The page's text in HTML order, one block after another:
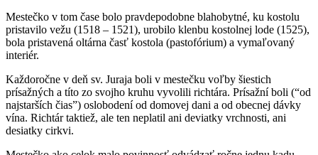
Mestečko v tom čase bolo pravdepodobne blahobytné, ku kostolu
pristavilo vežu (1518 – 1521), urobilo klenbu kostolnej lode (1525),
bola pristavená oltárna časť kostola (pastofórium) a vymaľovaný
interiér.
Každoročne v deň sv. Juraja boli v mestečku voľby šiestich
prísažných a títo zo svojho kruhu vyvolili richtára. Prísažní boli (“od
najstarších čias”) oslobodení od domovej dani a od obecnej dávky
vína. Richtár taktiež, ale ten neplatil ani deviatky vrchnosti, ani
desiatky cirkvi.